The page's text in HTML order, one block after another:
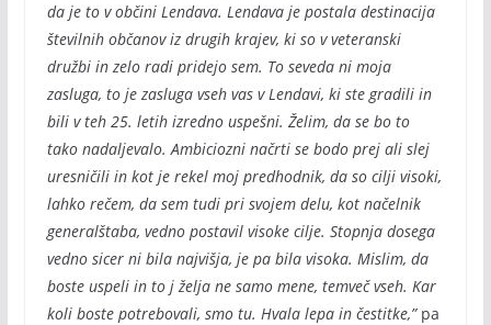
da je to v občini Lendava. Lendava je postala destinacija
številnih občanov iz drugih krajev, ki so v veteranski
družbi in zelo radi pridejo sem. To seveda ni moja
zasluga, to je zasluga vseh vas v Lendavi, ki ste gradili in
bili v teh 25. letih izredno uspešni. Želim, da se bo to
tako nadaljevalo. Ambiciozni načrti se bodo prej ali slej
uresničili in kot je rekel moj predhodnik, da so cilji visoki,
lahko rečem, da sem tudi pri svojem delu, kot načelnik
generalštaba, vedno postavil visoke cilje. Stopnja dosega
vedno sicer ni bila najvišja, je pa bila visoka. Mislim, da
boste uspeli in to j želja ne samo mene, temveč vseh. Kar
koli boste potrebovali, smo tu. Hvala lepa in čestitke,”pa